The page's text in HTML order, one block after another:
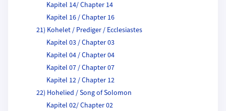
Kapitel 14/ Chapter 14
Kapitel 16 / Chapter 16
21) Kohelet / Prediger / Ecclesiastes
Kapitel 03 / Chapter 03
Kapitel 04 / Chapter 04
Kapitel 07 / Chapter 07
Kapitel 12 / Chapter 12
22) Hohelied / Song of Solomon
Kapitel 02/ Chapter 02